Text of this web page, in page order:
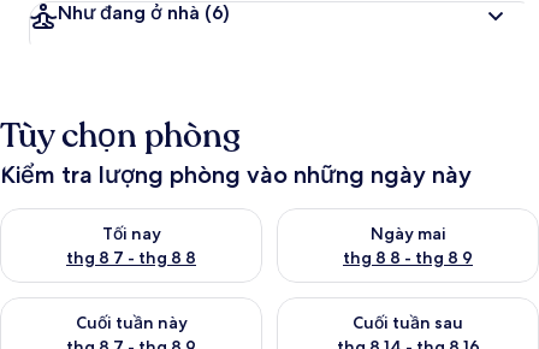
Như đang ở nhà (6)
Tùy chọn phòng
Kiểm tra lượng phòng vào những ngày này
Tối nay
thg 8 7 - thg 8 8
Kiểm tra lượng phòng tối nay từ thg 8 7 - thg 8 8
Ngày mai
thg 8 8 - thg 8 9
Kiểm tra lượng phòng ngày
Cuối tuần này
Kiểm tra lượng phòng cuối tuần này từ thg 8 7 - thg 8 9
Cuối tuần sau
Kiểm tra lượng phòng cuối